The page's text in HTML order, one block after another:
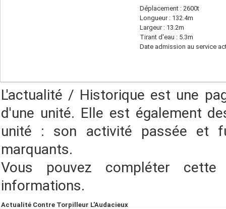
Déplacement : 2600t
Longueur : 132.4m
Largeur : 13.2m
Tirant d'eau : 5.3m
Date admission au service
L'actualité / Historique est une
d'une unité. Elle est également
unité : son activité passée et
marquants.
Vous pouvez compléter
informations.
Actualité Contre Torpilleur L'Audacieux